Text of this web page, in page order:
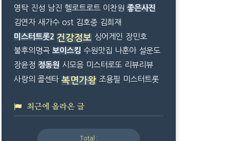
영탁 진성 남진 헬로트로트 이찬원 좋은사진
김연자 새가수 ost 김호중 김희재
미스터트롯2 건강정보 싱어게인 장민호
불후의명곡 보이스킹 수원맛집 나훈아 설운도
장윤정 정동원 시모음 미스터로또 리뷰리뷰
사랑의 콜센타 복면가왕 조용필 미스터트롯
최근에 올라온 글
Total :